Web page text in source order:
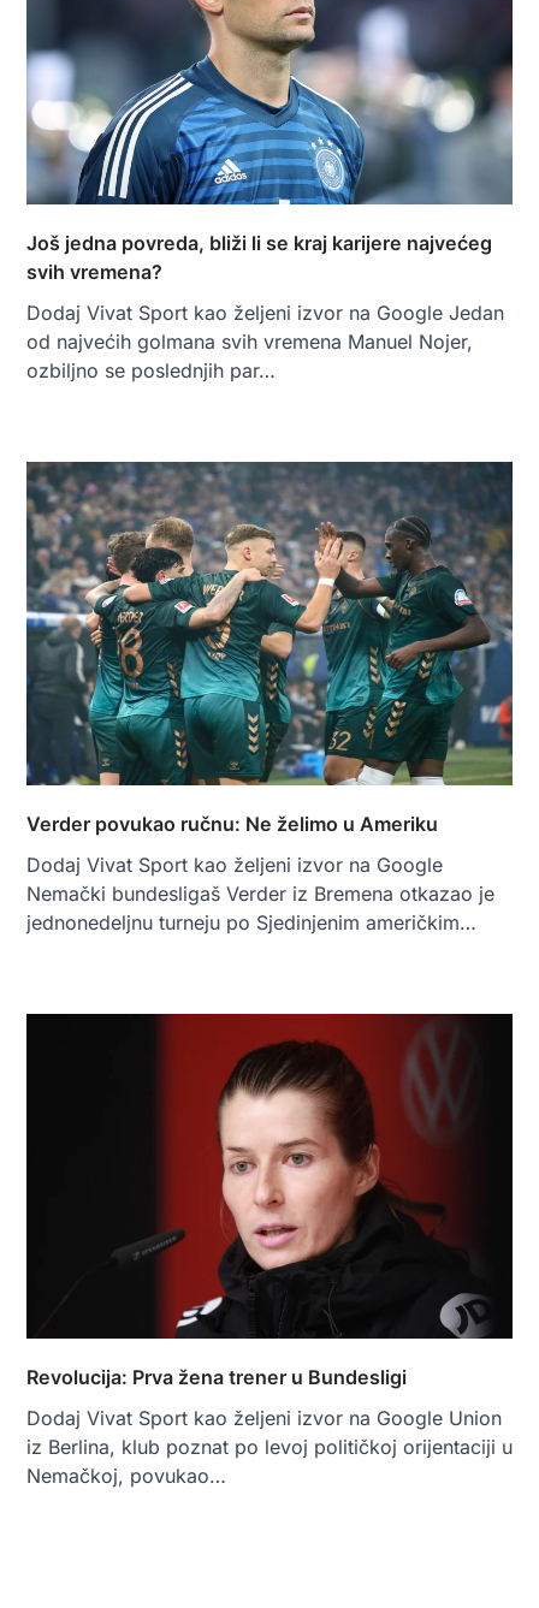
Još jedna povreda, bliži li se kraj karijere najvećeg
svih vremena?
Dodaj Vivat Sport kao željeni izvor na Google Jedan
od najvećih golmana svih vremena Manuel Nojer,
ozbiljno se poslednjih par…
Verder povukao ručnu: Ne želimo u Ameriku
Dodaj Vivat Sport kao željeni izvor na Google
Nemački bundesligaš Verder iz Bremena otkazao je
jednonedeljnu turneju po Sjedinjenim američkim…
Revolucija: Prva žena trener u Bundesligi
Dodaj Vivat Sport kao željeni izvor na Google Union
iz Berlina, klub poznat po levoj političkoj orijentaciji u
Nemačkoj, povukao…